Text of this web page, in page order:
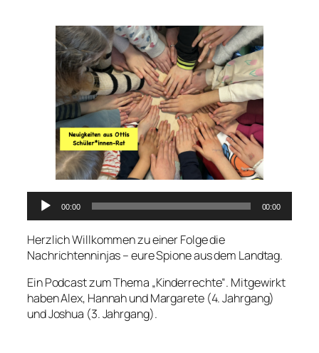
Audio-
Player
00:00 00:00
Herzlich Willkommen zu einer Folge die
Nachrichtenninjas – eure Spione aus dem Landtag.
Ein Podcast zum Thema „Kinderrechte“. Mitgewirkt
haben Alex, Hannah und Margarete (4. Jahrgang)
und Joshua (3. Jahrgang).